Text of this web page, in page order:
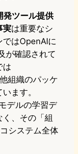
発ツール提供
実は重要なシ
ではOpenAIに
が確認されて
は
組織のパッケ
ます。
デルの学習デ
、その「組
システム全体